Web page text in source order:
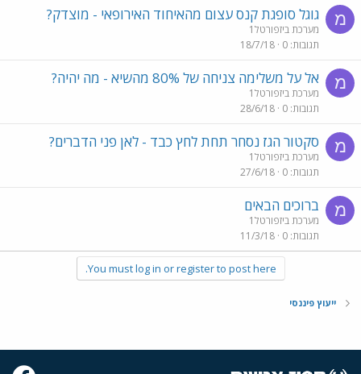
מ גוגל סופגת קנס עצום מהאיחוד האירופאי - מוצדק?
מערכת ביזפורטל1
תגובות 0
18/7/18
מ אל על משלימה צניחה של 80% מהשיא - מה יהיה?
מערכת ביזפורטל1
תגובות 0
28/6/18
מ סקטור הגז נסחר תחת לחץ כבד - לאן פני הדברים?
מערכת ביזפורטל1
תגובות 0
27/6/18
מ ברוכים הבאים
מערכת ביזפורטל1
תגובות 0
11/3/18
You must log in or register to post here.
ייעוץ פיננסי